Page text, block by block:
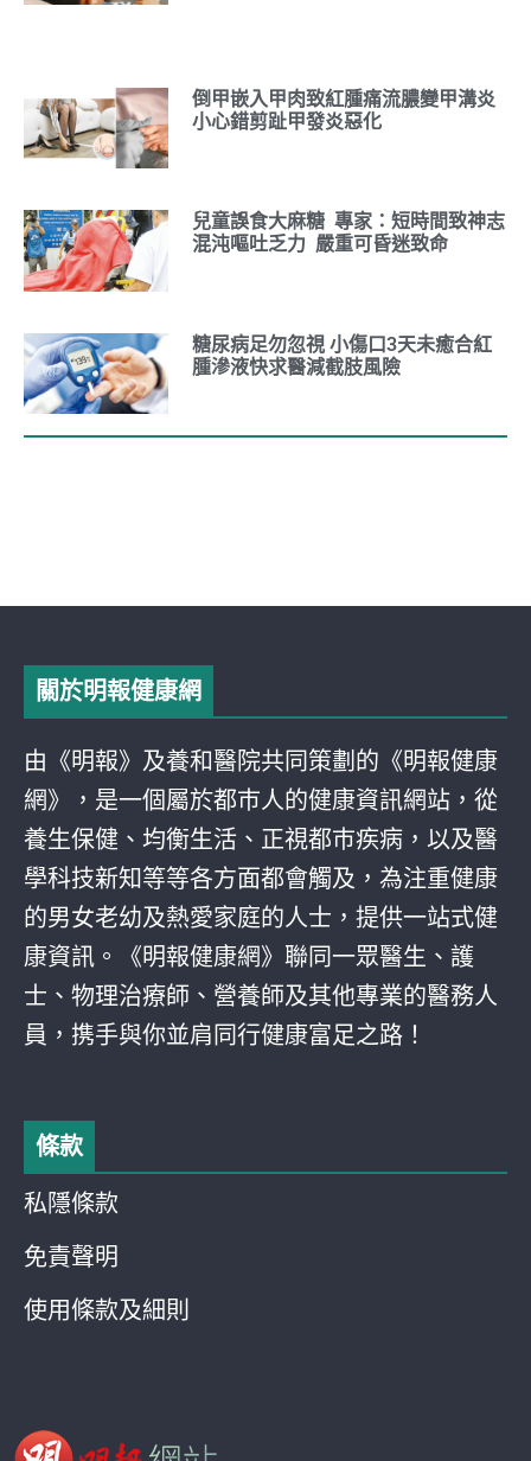
倒甲嵌入甲肉致紅腫痛流膿變甲溝炎
小心錯剪趾甲發炎惡化
兒童誤食大麻糖 專家：短時間致神志
混沌嘔吐乏力 嚴重可昏迷致命
糖尿病足勿忽視 小傷口3天未癒合紅
腫滲液快求醫減截肢風險
關於明報健康網
由《明報》及養和醫院共同策劃的《明報健康
網》，是一個屬於都巿人的健康資訊網站，從
養生保健、均衡生活、正視都巿疾病，以及醫
學科技新知等等各方面都會觸及，為注重健康
的男女老幼及熱愛家庭的人士，提供一站式健
康資訊。《明報健康網》聯同一眾醫生、護
士、物理治療師、營養師及其他專業的醫務人
員，携手與你並肩同行健康富足之路！
條款
私隱條款
免責聲明
使用條款及細則